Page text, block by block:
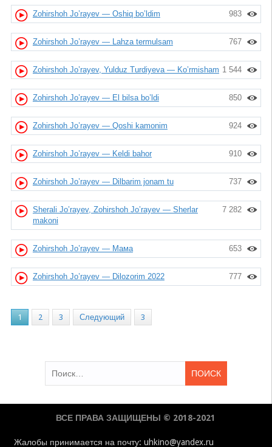
983
Zohirshoh Jo’rayev — Oshiq bo’ldim
767
Zohirshoh Jo’rayev — Lahza termulsam
1 544
Zohirshoh Jo’rayev, Yulduz Turdiyeva — Ko’rmisham
850
Zohirshoh Jo’rayev — El bilsa bo’ldi
924
Zohirshoh Jo’rayev — Qoshi kamonim
910
Zohirshoh Jo’rayev — Keldi bahor
737
Zohirshoh Jo’rayev — Dilbarim jonam tu
7 282
Sherali Jo’rayev, Zohirshoh Jo’rayev — Sherlar
makoni
653
Zohirshoh Jo’rayev — Мама
777
Zohirshoh Jo’rayev — Dilozorim 2022
1 2 3 Следующий 3
ВСЕ ПРАВА ЗАЩИЩЕНЫ © 2018-2021
Жалобы принимается на почту: uhkino@yandex.ru